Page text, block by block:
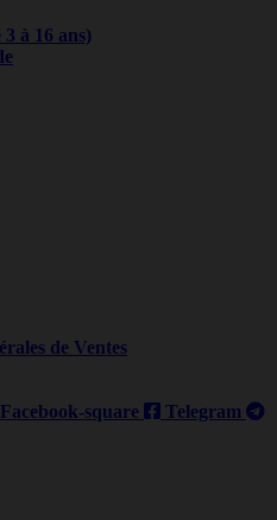
à 16 ans)
de Ventes
Facebook-square Telegram